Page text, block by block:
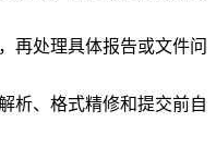
再处理具体报告或文件问
析、格式精修和提交前自